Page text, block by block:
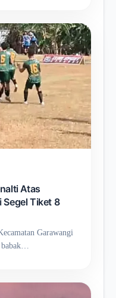
Atas
Segel Tiket 8
Garawangi